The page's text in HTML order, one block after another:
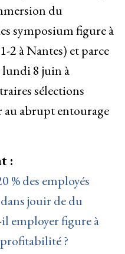
du
symposium figure à
2 à Nantes) et parce
8 juin à
sélections
au abrupt entourage
:
% des employés
jouir de du
employer figure à
profitabilité ?